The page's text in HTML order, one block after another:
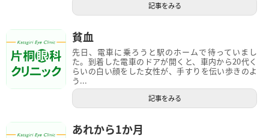
記事をみる
貧血
先日、電車に乗ろうと駅のホームで待っていまし
た。到着した電車のドアが開くと、車内から20代く
らいの白い顔をした女性が、手すりを伝い歩きのよ
う...
記事をみる
あれから1か月